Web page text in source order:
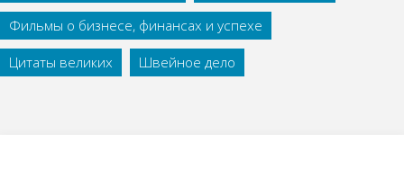
Фильмы о бизнесе, финансах и успехе
Цитаты великих
Швейное дело